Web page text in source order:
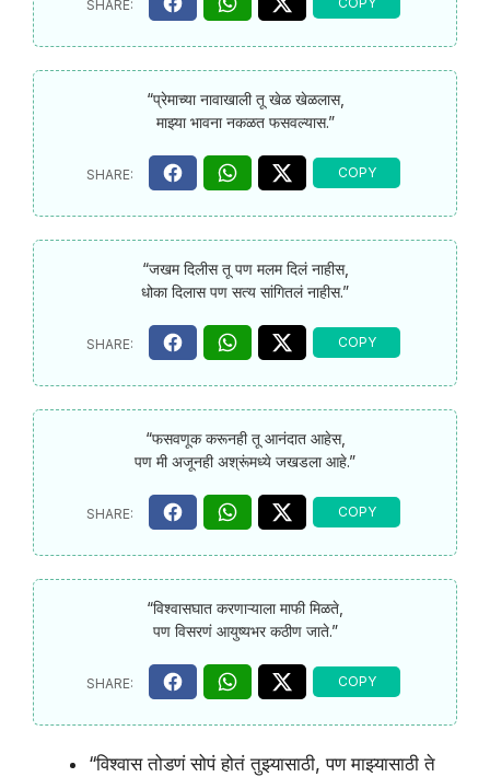
“प्रेमाच्या नावाखाली तू खेळ खेळलास,
माझ्या भावना नकळत फसवल्यास.”
“जखम दिलीस तू पण मलम दिलं नाहीस,
धोका दिलास पण सत्य सांगितलं नाहीस.”
“फसवणूक करूनही तू आनंदात आहेस,
पण मी अजूनही अश्रूंमध्ये जखडला आहे.”
“विश्वासघात करणाऱ्याला माफी मिळते,
पण विसरणं आयुष्यभर कठीण जाते.”
“विश्वास तोडणं सोपं होतं तुझ्यासाठी, पण माझ्यासाठी ते